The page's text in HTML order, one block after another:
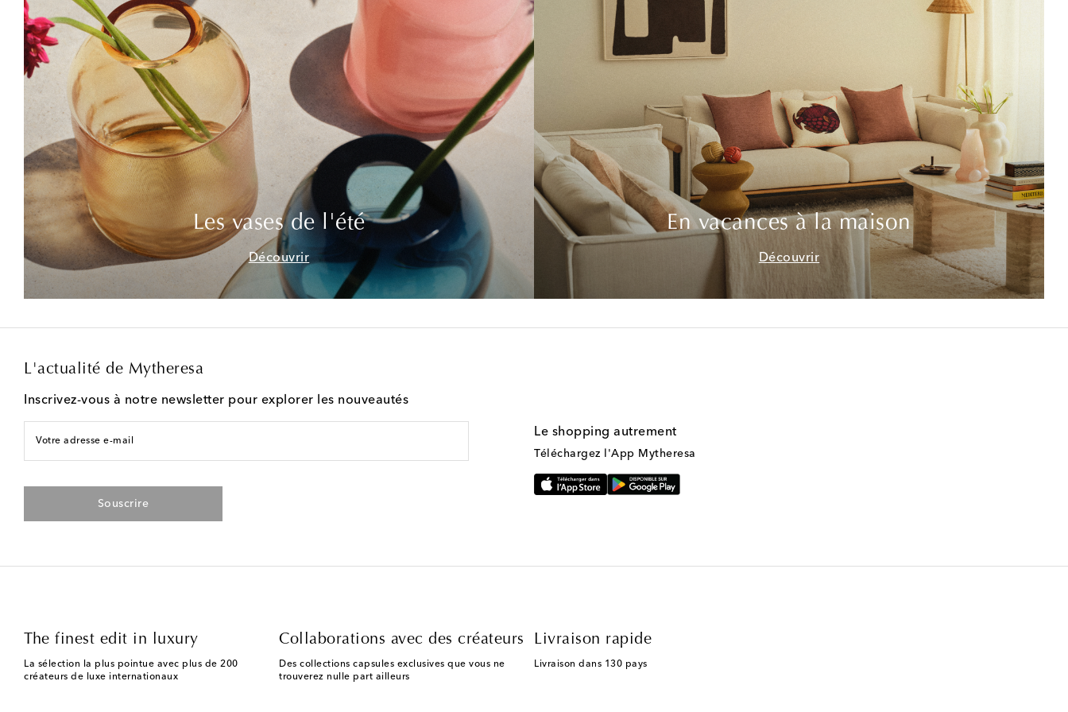
Les vases de l'été
Découvrir
En vacances à la maison
Découvrir
L'actualité de Mytheresa
Inscrivez-vous à notre newsletter pour explorer les nouveautés
Votre adresse e-mail
Souscrire
Le shopping autrement
Téléchargez l'App Mytheresa
The finest edit in luxury
La sélection la plus pointue avec plus de 200
créateurs de luxe internationaux
Collaborations avec des créateurs
Des collections capsules exclusives que vous ne
trouverez nulle part ailleurs
Livraison rapide
Livraison dans 130 pays